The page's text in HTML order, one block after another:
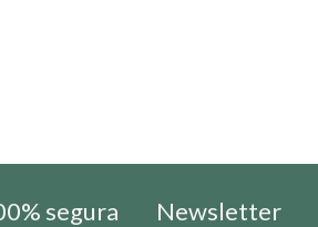
segura Newsletter